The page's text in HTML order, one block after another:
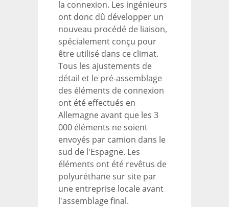
la connexion. Les ingénieurs
ont donc dû développer un
nouveau procédé de liaison,
spécialement conçu pour
être utilisé dans ce climat.
Tous les ajustements de
détail et le pré-assemblage
des éléments de connexion
ont été effectués en
Allemagne avant que les 3
000 éléments ne soient
envoyés par camion dans le
sud de l'Espagne. Les
éléments ont été revêtus de
polyuréthane sur site par
une entreprise locale avant
l'assemblage final.